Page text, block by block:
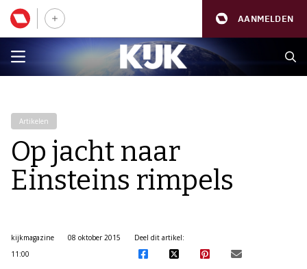
AANMELDEN
Artikelen
Op jacht naar
Einsteins rimpels
kijkmagazine
08 oktober 2015
11:00
Deel dit artikel: